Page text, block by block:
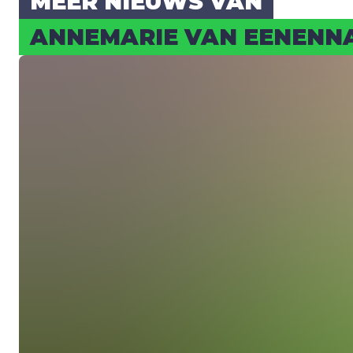
ANNE­MA­RIE VAN